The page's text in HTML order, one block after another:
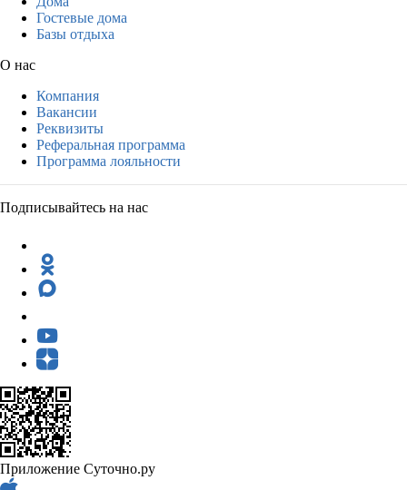
Гостевые дома
Базы отдыха
О нас
Компания
Вакансии
Реквизиты
Реферальная программа
Программа лояльности
Подписывайтесь на нас
Приложение Суточно.ру